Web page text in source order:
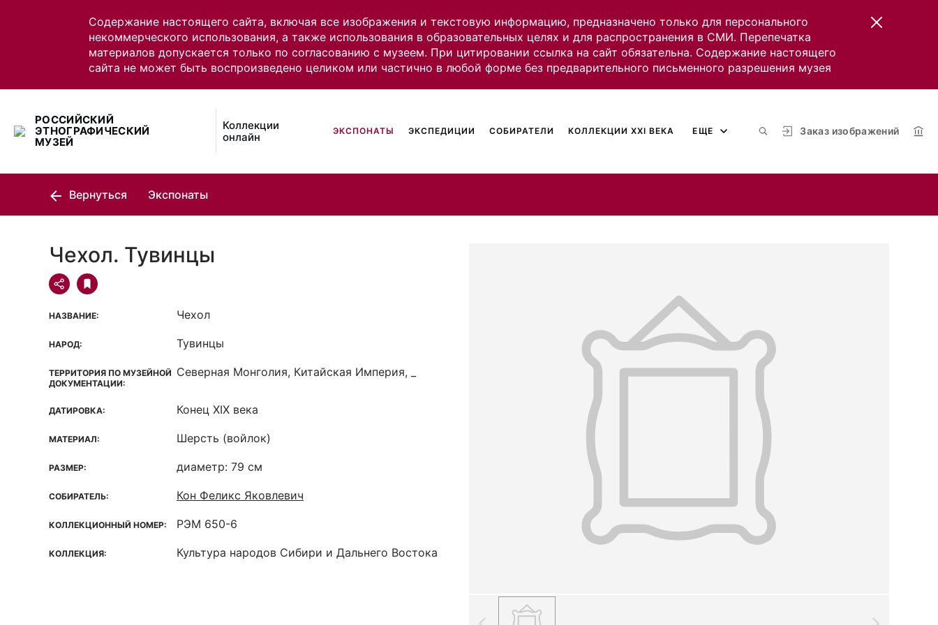
Содержание настоящего сайта, включая все изображения и текстовую информацию, предназначено только для персонального
некоммерческого использования, а также использования в образовательных целях и для распространения в СМИ. Перепечатка
материалов допускается только по согласованию с музеем. При цитировании ссылка на сайт обязательна. Содержание настоящего
сайта не может быть воспроизведено целиком или частично в любой форме без предварительного письменного разрешения музея
РОССИЙСКИЙ
ЭТНОГРАФИЧЕСКИЙ
МУЗЕЙ
Коллекции
онлайн
Заказ изображений
ЭКСПОНАТЫ ЭКСПЕДИЦИИ СОБИРАТЕЛИ КОЛЛЕКЦИИ XXI ВЕКА ЕЩЕ
Вернуться Экспонаты
Чехол. Тувинцы
НАЗВАНИЕ: Чехол
НАРОД: Тувинцы
ТЕРРИТОРИЯ ПО МУЗЕЙНОЙ
ДОКУМЕНТАЦИИ:
Северная Монголия, Китайская Империя, _
ДАТИРОВКА: Конец XIX века
МАТЕРИАЛ: Шерсть (войлок)
РАЗМЕР: диаметр: 79 см
СОБИРАТЕЛЬ: Кон Феликс Яковлевич
КОЛЛЕКЦИОННЫЙ НОМЕР: РЭМ 650-6
КОЛЛЕКЦИЯ: Культура народов Сибири и Дальнего Востока